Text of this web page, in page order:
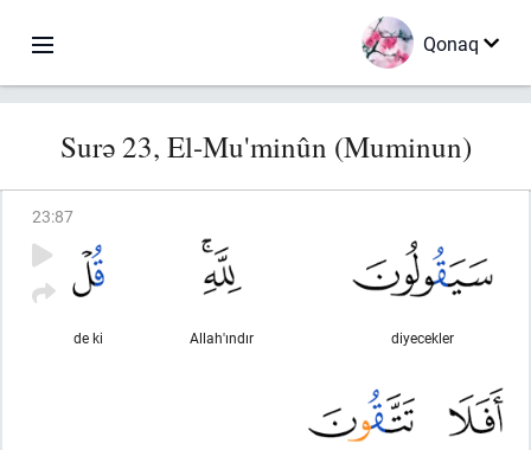
Qonaq
Surə 23, El-Mu'minûn (Muminun)
23:87
diyecekler
Allah'ındır
de ki